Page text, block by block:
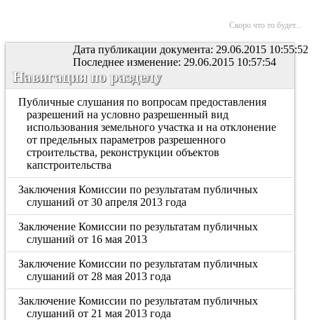
Скоро что то будет...
Дата публикации документа: 29.06.2015 10:55:52
Последнее изменение: 29.06.2015 10:57:54
Навигация по разделу
Публичные слушания по вопросам предоставления
разрешений на условно разрешенный вид
использования земельного участка и на отклонение
от предельных параметров разрешенного
строительства, реконструкции объектов
капстроительства
Заключения Комиссии по результатам публичных
слушаний от 30 апреля 2013 года
Заключение Комиссии по результатам публичных
слушаний от 16 мая 2013
Заключение Комиссии по результатам публичных
слушаний от 28 мая 2013 года
Заключение Комиссии по результатам публичных
слушаний от 21 мая 2013 года